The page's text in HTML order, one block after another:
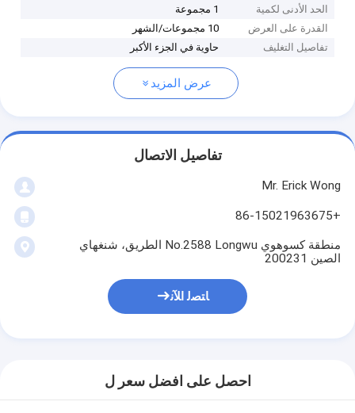
الحد الأدنى لكمية
1 مجموعة
القدرة على العرض
10 مجموعات/الشهر
تفاصيل التغليف
حاوية في الجزء الأكبر
عرض المزيد
تفاصيل الاتصال
Mr. Erick Wong
+86-15021963675
منطقة كسوهوي No.2588 Longwu الطريق، شنغهاي
الصين 200231
ﺎﺘﺼﻟ ﺍﻶﻧ
احصل على افضل سعر ل